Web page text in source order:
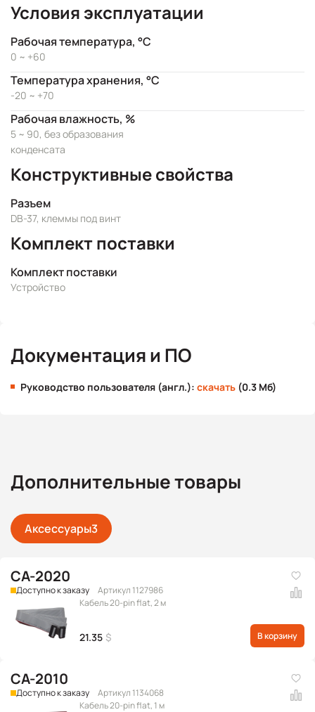
Условия эксплуатации
Рабочая температура, °C
0 ~ +60
Температура хранения, °C
-20 ~ +70
Рабочая влажность, %
5 ~ 90, без образования
конденсата
Конструктивные свойства
Разъем
DB-37, клеммы под винт
Комплект поставки
Комплект поставки
Устройство
Документация и ПО
Руководство пользователя (англ.): скачать (0.3 Мб)
Дополнительные товары
Аксессуары3
CA-2020
Доступно к заказу
Артикул 1127986
Кабель 20-pin flat, 2 м
21.35 $ В корзину
CA-2010
Доступно к заказу
Артикул 1134068
Кабель 20-pin flat, 1 м